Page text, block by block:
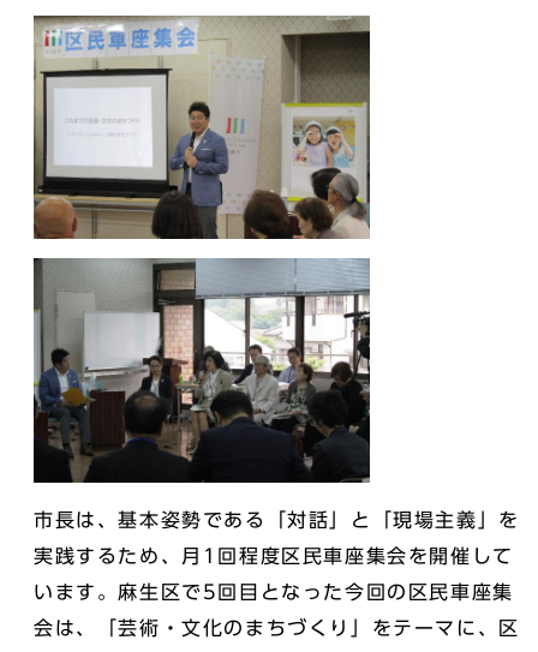
市長は、基本姿勢である「対話」と「現場主義」を
実践するため、月1回程度区民車座集会を開催して
います。麻生区で5回目となった今回の区民車座集
会は、「芸術・文化のまちづくり」をテーマに、区